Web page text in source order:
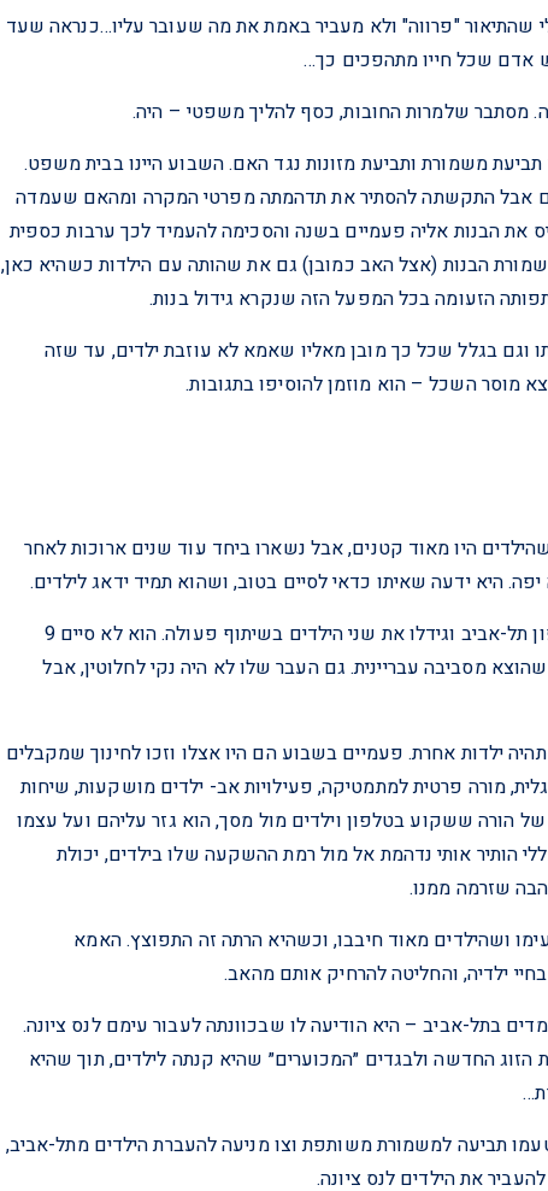
"פרווה" ולא מעביר באמת את מה שעובר עליו…כנראה שעד
אדם שכל חייו מתהפכים כך…
מסתבר שלמרות החובות, כסף להליך משפטי – היה.
משמורת ותביעת מזונות נגד האם. השבוע היינו בבית משפט.
אבל התקשתה להסתיר את תדהמתה מפרטי המקרה ומהאם שעמדה
את הבנות אליה פעמיים בשנה והסכימה להעמיד לכך ערבות כספית
הבנות (אצל האב כמובן) גם את שהותה עם הילדות כשהיא כאן,
הזעומה בכל המפעל הזה שנקרא גידול בנות.
וגם בגלל שכל כך מובן מאליו שאמא לא עוזבת ילדים, עד שזה
מוסר השכל – הוא מוזמן להוסיפו בתגובות.
היו מאוד קטנים, אבל נשארו ביחד עוד שנים ארוכות לאחר
היא ידעה שאיתו כדאי לסיים בטוב, ושהוא תמיד ידאג לילדים.
ואכן, הם שכרו דירות סמוכות, בשכונה שקטה בצפון תל-אביב וגידלו את שני הילדים בשיתוף פעולה. הוא לא סיים 9
מסביבה עבריינית. גם העבר שלו לא היה נקי לחלוטין, אבל
ילדות אחרת. פעמיים בשבוע הם היו אצלו וזכו לחינוך שמקבלים
מורה פרטית למתמטיקה, פעילויות אב- ילדים מושקעות, שיחות
הורה ששקוע בטלפון וילדים מול מסך, הוא גזר עליהם ועל עצמו
הותיר אותי נדהמת אל מול רמת ההשקעה שלו בילדים, יכולת
שזרמה ממנו.
ושהילדים מאוד חיבבו, וכשהיא הרתה זה התפוצץ. האמא
ילדיה, והחליטה להרחיק אותם מהאב.
בתל-אביב – היא הודיעה לו שבכוונתה לעבור עימם לנס ציונה.
החדשה ולבגדים ״המכוערים״ שהיא קנתה לילדים, תוך שהיא
תביעה למשמורת משותפת וצו מניעה להעברת הילדים מתל-אביב,
את הילדים לנס ציונה.